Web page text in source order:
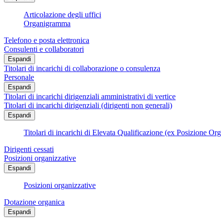
Articolazione degli uffici
Organigramma
Telefono e posta elettronica
Consulenti e collaboratori
Espandi
Titolari di incarichi di collaborazione o consulenza
Personale
Espandi
Titolari di incarichi dirigenziali amministrativi di vertice
Titolari di incarichi dirigenziali (dirigenti non generali)
Espandi
Titolari di incarichi di Elevata Qualificazione (ex Posizione
Dirigenti cessati
Posizioni organizzative
Espandi
Posizioni organizzative
Dotazione organica
Espandi